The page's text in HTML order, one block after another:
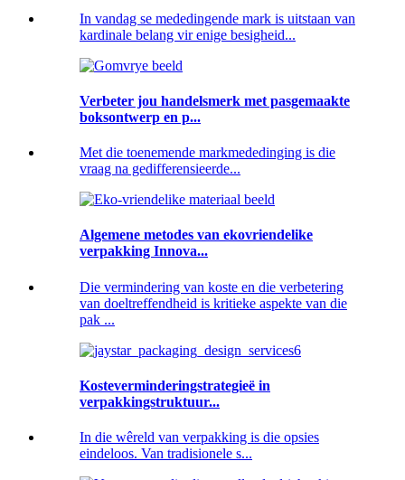
In vandag se mededingende mark is uitstaan ​​van
kardinale belang vir enige besigheid...
Verbeter jou handelsmerk met pasgemaakte
boksontwerp en p...
Met die toenemende markmededinging is die
vraag na gedifferensieerde...
Algemene metodes van ekovriendelike
verpakking Innova...
Die vermindering van koste en die verbetering
van doeltreffendheid is kritieke aspekte van die
pak ...
Kosteverminderingstrategieë in
verpakkingstruktuur...
In die wêreld van verpakking is die opsies
eindeloos. Van tradisionele s...